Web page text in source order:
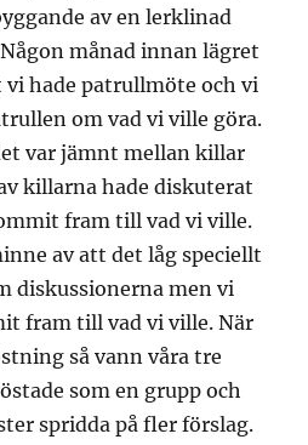
av en lerklinad
månad innan lägret
hade patrullmöte och vi
om vad vi ville göra.
var jämnt mellan killar
killarna hade diskuterat
fram till vad vi ville.
av att det låg speciellt
diskussionerna men vi
fram till vad vi ville. När
så vann våra tre
som en grupp och
spridda på fler förslag.